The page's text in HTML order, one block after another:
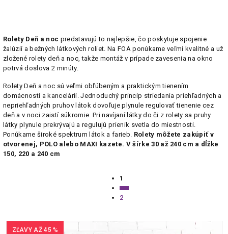
Výpis
produktov
ZĽAVY AŽ 45 %
prvky
výpisu
Stránkovanie
1
2
Rolety Deň a noc predstavujú to najlepšie, čo poskytuje spojenie
žalúzií a bežných látkových roliet. Na FOA ponúkame veľmi kvalitné a už
zložené rolety deň a noc, takže montáž v prípade zavesenia na okno
potrvá doslova 2 minúty.
Rolety Deň a noc sú veľmi obľúbeným a praktickým tienením
domácností a kancelárií. Jednoduchý princíp striedania priehľadných a
nepriehľadných pruhov látok dovoľuje plynule regulovať tienenie cez
deň a v noci zaistí súkromie. Pri navíjaní látky do či z rolety sa pruhy
látky plynule prekrývajú a regulujú prienik svetla do miestnosti.
Ponúkame široké spektrum látok a farieb. Rolety môžete zakúpiť v
otvorenej, POLO alebo MAXI kazete. V šírke 30 až 240 cm a dĺžke
150, 220 a 240 cm